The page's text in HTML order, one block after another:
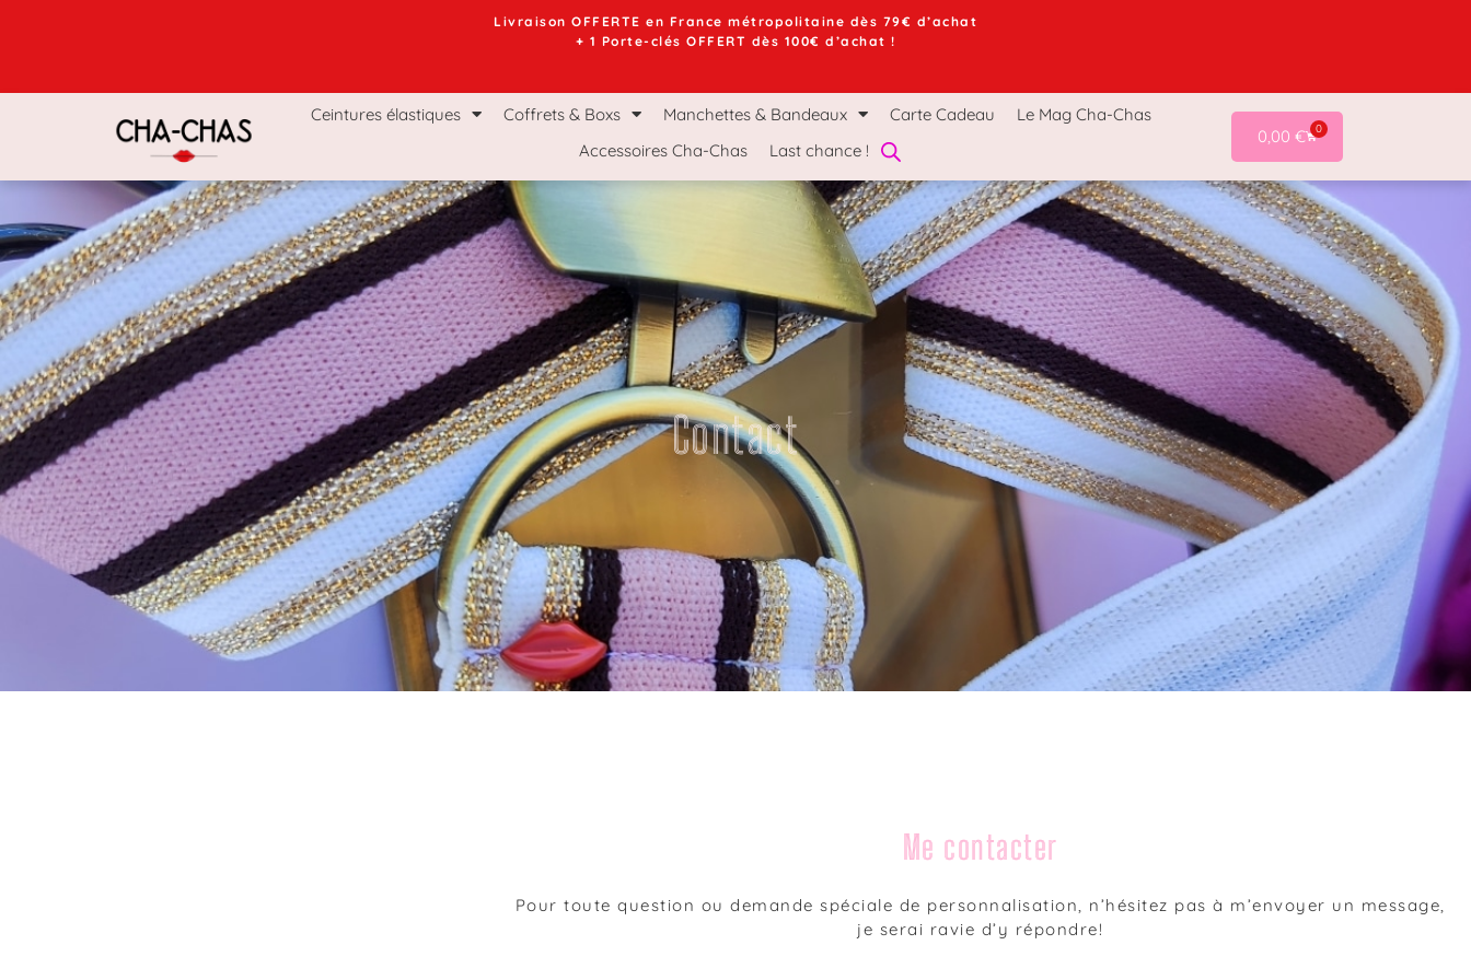
Livraison OFFERTE en France métropolitaine dès 79€ d’achat
+ 1 Porte-clés OFFERT dès 100€ d’achat !
Coffrets & Boxs Manchettes & Bandeaux Carte Cadeau Le Mag Cha-Chas Accessoires Cha-Chas
Ceintures élastiques Coffrets & Boxs Manchettes & Bandeaux Carte Cadeau
Le Mag Cha-Chas
Accessoires Cha-Chas
Last chance !
0,00 € 0
Contact
Me contacter
Pour toute question ou demande spéciale de personnalisation, n’hésitez pas à m’envoyer un message,
je serai ravie d’y répondre!